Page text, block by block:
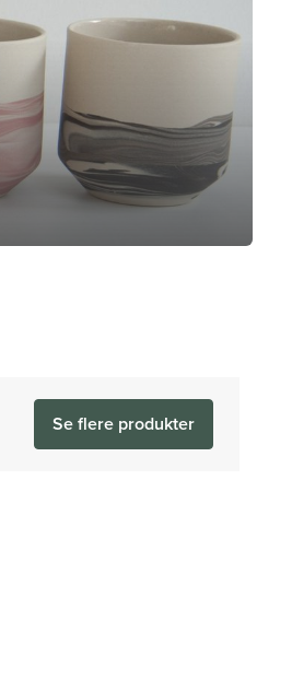
Se flere produkter